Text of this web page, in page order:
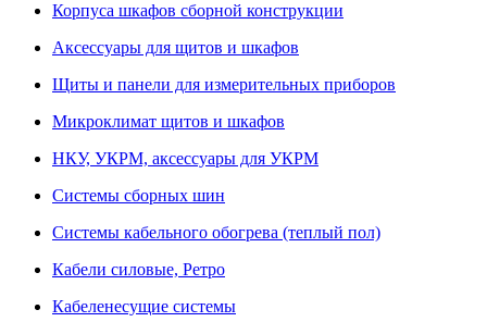
Корпуса шкафов сборной конструкции
Аксессуары для щитов и шкафов
Щиты и панели для измерительных приборов
Микроклимат щитов и шкафов
НКУ, УКРМ, аксессуары для УКРМ
Системы сборных шин
Системы кабельного обогрева (теплый пол)
Кабели силовые, Ретро
Кабеленесущие системы